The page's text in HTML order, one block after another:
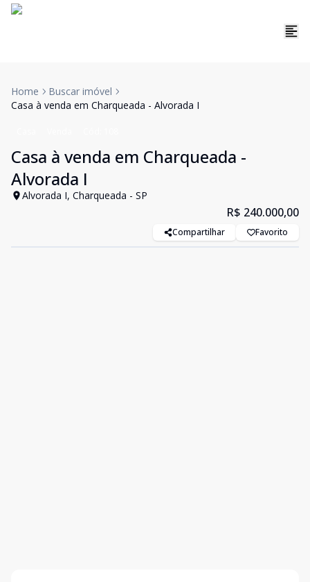
Home
Buscar imóvel
Casa à venda em Charqueada - Alvorada I
Casa à venda em Charqueada -
Alvorada I
Alvorada I, Charqueada - SP
R$ 240.000,00
Compartilhar Favorito